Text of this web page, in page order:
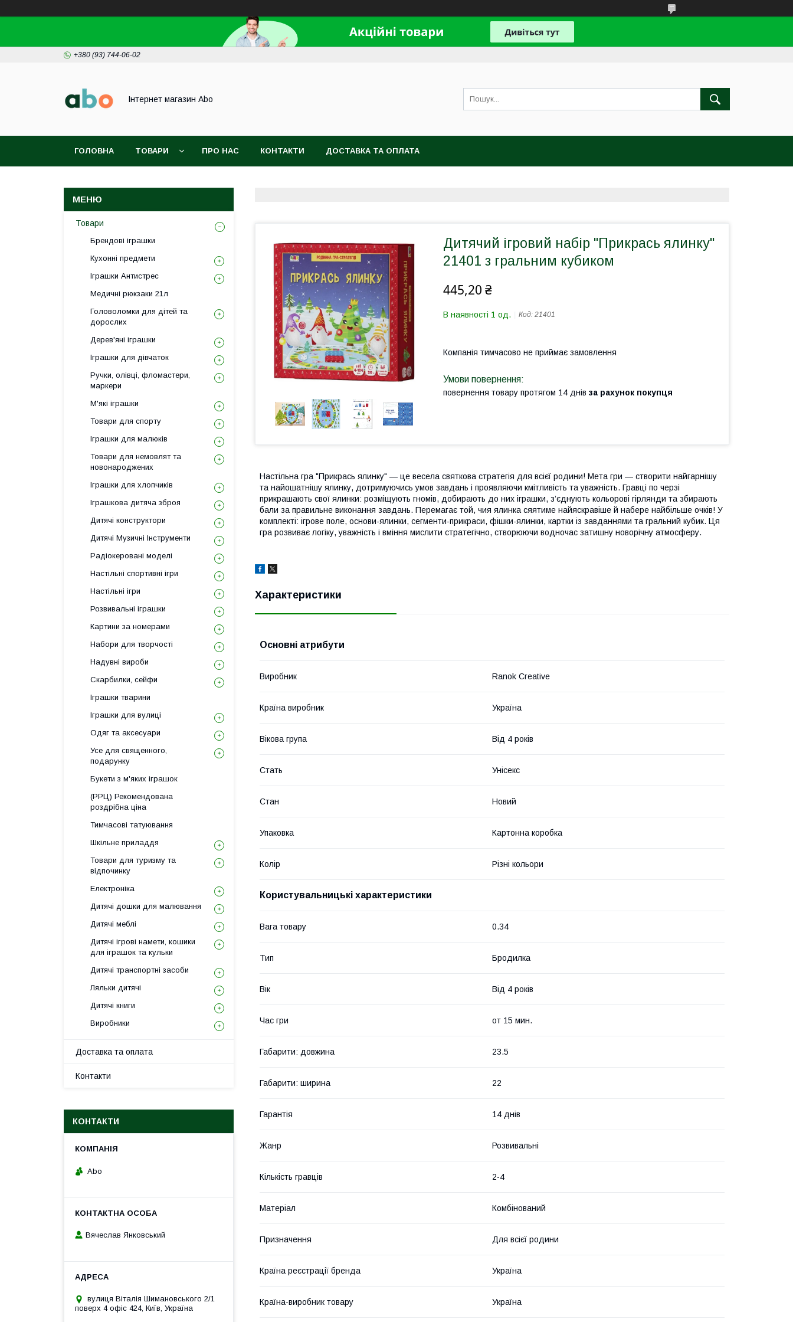
+380 (93) 744-06-02
Інтернет магазин Abo
ГОЛОВНА ТОВАРИ ПРО НАС КОНТАКТИ ДОСТАВКА ТА ОПЛАТА
Дитячий ігровий набір "Прикрась ялинку"
21401 з гральним кубиком
445,20 ₴
В наявності 1 од. Код: 21401
Компанія тимчасово не приймає замовлення
повернення товару протягом 14 днів за рахунок покупця
Настільна гра "Прикрась ялинку" — це весела святкова стратегія для всієї родини! Мета гри — створити найгарнішу
та найошатнішу ялинку, дотримуючись умов завдань і проявляючи кмітливість та уважність. Гравці по черзі
прикрашають свої ялинки: розміщують гномів, добирають до них іграшки, з’єднують кольорові гірлянди та збирають
бали за правильне виконання завдань. Перемагає той, чия ялинка сяятиме найяскравіше й набере найбільше очків! У
комплекті: ігрове поле, основи-ялинки, сегменти-прикраси, фішки-ялинки, картки із завданнями та гральний кубик. Ця
гра розвиває логіку, уважність і вміння мислити стратегічно, створюючи водночас затишну новорічну атмосферу.
Характеристики
Основні атрибути
Виробник Ranok Creative
Країна виробник Україна
Вікова група Від 4 років
Стать Унісекс
Стан Новий
Упаковка Картонна коробка
Колір Різні кольори
Користувальницькі характеристики
Вага товару 0.34
Тип Бродилка
Вік Від 4 років
Час гри от 15 мин.
Габарити: довжина 23.5
Габарити: ширина 22
Гарантія 14 днів
Жанр Розвивальні
Кількість гравців 2-4
Матеріал Комбінований
Призначення Для всієї родини
Країна реєстрації бренда Україна
Країна-виробник товару Україна
Товари
Брендові іграшки
Кухонні предмети
Іграшки Антистрес
Медичні рюкзаки 21л
Головоломки для дітей та
дорослих
Дерев'яні іграшки
Іграшки для дівчаток
Ручки, олівці, фломастери,
маркери
М'які іграшки
Товари для спорту
Іграшки для малюків
Товари для немовлят та
новонароджених
Іграшки для хлопчиків
Іграшкова дитяча зброя
Дитячі конструктори
Дитячі Музичні Інструменти
Радіокеровані моделі
Настільні спортивні ігри
Настільні ігри
Розвивальні іграшки
Картини за номерами
Набори для творчості
Надувні вироби
Скарбилки, сейфи
Іграшки тварини
Іграшки для вулиці
Одяг та аксесуари
Усе для священного,
подарунку
Букети з м'яких іграшок
(РРЦ) Рекомендована
роздрібна ціна
Тимчасові татуювання
Шкільне приладдя
Товари для туризму та
відпочинку
Електроніка
Дитячі дошки для малювання
Дитячі меблі
Дитячі ігрові намети, кошики
для іграшок та кульки
Дитячі транспортні засоби
Ляльки дитячі
Дитячі книги
Виробники
Доставка та оплата
Контакти
КОНТАКТИ
Abo
Вячеслав Янковський
вулиця Віталія Шимановського 2/1
поверх 4 офіс 424, Київ, Україна